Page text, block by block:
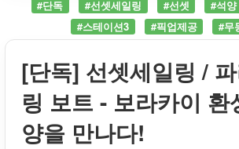
#단독 #선셋세일링 #선셋 #석양
#스테이션3
#픽업제공 #무
[단독] 선셋세일링 /
링 보트 - 보라카이 환
양을 만나다!